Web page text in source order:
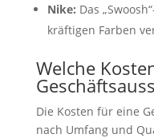
Nike: Das
kräftigen Farben
Welche
Die Kosten für eine
nach Umfang und